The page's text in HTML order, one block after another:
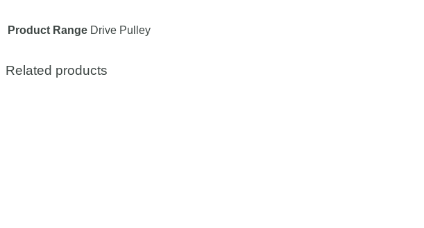
Product Range Drive Pulley
Related products